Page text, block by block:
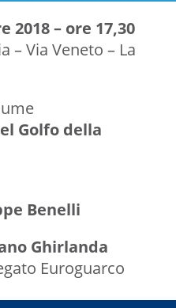
2018 – ore 17,30
– Via Veneto – La
Golfo della
Benelli
Ghirlanda
Euroguarco